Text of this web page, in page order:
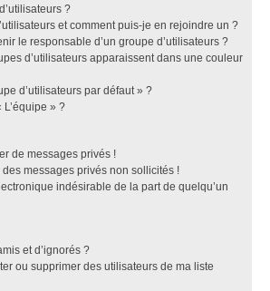
?
et comment puis-je en rejoindre un ?
le responsable d’un groupe d’utilisateurs ?
d’utilisateurs apparaissent dans une couleur
d’utilisateurs par défaut » ?
L’équipe » ?
de messages privés !
messages privés non sollicités !
indésirable de la part de quelqu’un
et d’ignorés ?
ou supprimer des utilisateurs de ma liste